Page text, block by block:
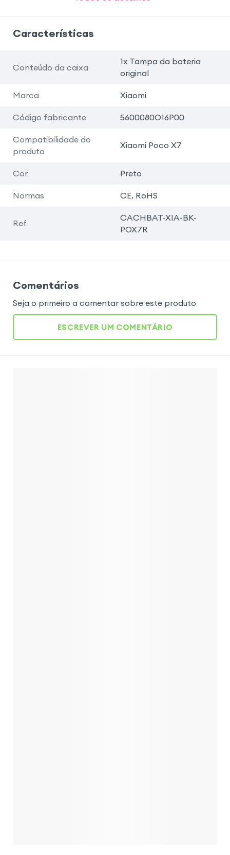
Características
Conteúdo da caixa
1x Tampa da bateria
original
Marca Xiaomi
Código fabricante 5600080O16P00
Compatibilidade do
produto
Xiaomi Poco X7
Cor Preto
Normas CE, RoHS
Ref
CACHBAT-XIA-BK-
POX7R
Comentários
Seja o primeiro a comentar sobre este produto
ESCREVER UM COMENTÁRIO